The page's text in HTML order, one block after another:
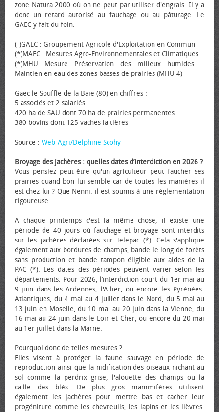
zone Natura 2000 où on ne peut par utiliser d'engrais. Il y a
donc un retard autorisé au fauchage ou au pâturage. Le
GAEC y fait du foin.
(-)GAEC : Groupement Agricole d'Exploitation en Commun
(*)MAEC : Mesures Agro-Environnementales et Climatiques
(*)MHU Mesure Préservation des milieux humides −
Maintien en eau des zones basses de prairies (MHU 4)
Gaec le Souffle de la Baie (80) en chiffres :
5 associés et 2 salariés
420 ha de SAU dont 70 ha de prairies permanentes
380 bovins dont 125 vaches laitières
Source : Web-Agri/Delphine Scohy
Broyage des jachères : quelles dates d’interdiction en 2026 ?
Vous pensiez peut-être qu'un agriculteur peut faucher ses
prairies quand bon lui semble car de toutes les manières il
est chez lui ? Que Nenni, il est soumis à une réglementation
rigoureuse.
A chaque printemps c'est la même chose, il existe une
période de 40 jours où fauchage et broyage sont interdits
sur les jachères déclarées sur Telepac (*). Cela s'applique
également aux bordures de champs, bande le long de forêts
sans production et bande tampon éligible aux aides de la
PAC (*). Les dates des périodes peuvent varier selon les
départements. Pour 2026, l’interdiction court du 1er mai au
9 juin dans les Ardennes, l'Allier, ou encore les Pyrénées-
Atlantiques, du 4 mai au 4 juillet dans le Nord, du 5 mai au
13 juin en Moselle, du 10 mai au 20 juin dans la Vienne, du
16 mai au 24 juin dans le Loir-et-Cher, ou encore du 20 mai
au 1er juillet dans la Marne.
Pourquoi donc de telles mesures ?
Elles visent à protéger la faune sauvage en période de
reproduction ainsi que la nidification des oiseaux nichant au
sol comme la perdrix grise, l'alouette des champs ou la
caille des blés. De plus gros mammifères utilisent
également les jachères pour mettre bas et cacher leur
progéniture comme les chevreuils, les lapins et les lièvres.